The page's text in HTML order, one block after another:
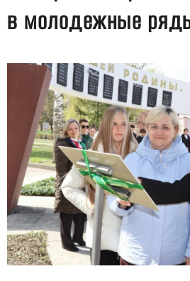
в молодежные